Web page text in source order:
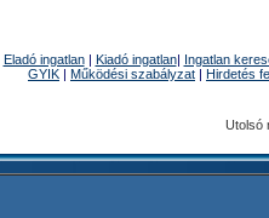
Eladó ingatlan| Kiadó ingatlan| Ingatlan
GYIK | Működési szabályzat | Hirdetés
Utolsó